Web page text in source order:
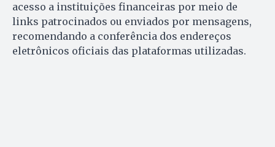
acesso a instituições financeiras por meio de
links patrocinados ou enviados por mensagens,
recomendando a conferência dos endereços
eletrônicos oficiais das plataformas utilizadas.